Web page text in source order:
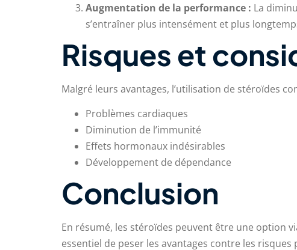
Augmentation de la performance : La
s’entraîner plus intensément et plus
Risques et
Malgré leurs avantages, l’utilisation de stéroïdes
Problèmes cardiaques
Diminution de l’immunité
Effets hormonaux indésirables
Développement de dépendance
Conclusion
En résumé, les stéroïdes peuvent être une option
essentiel de peser les avantages contre les